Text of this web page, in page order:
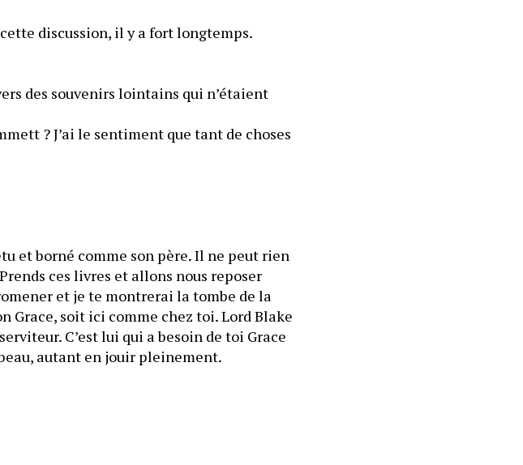
discussion, il y a fort longtemps.
des souvenirs lointains qui n’étaient
? J’ai le sentiment que tant de choses
et borné comme son père. Il ne peut rien
ces livres et allons nous reposer
et je te montrerai la tombe de la
Grace, soit ici comme chez toi. Lord Blake
C’est lui qui a besoin de toi Grace
autant en jouir pleinement.